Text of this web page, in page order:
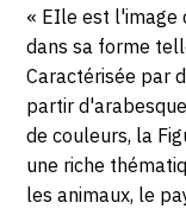
« EIle est l'image
dans sa forme
Caractérisée par
partir
de couleurs, la
une riche
les animaux, le